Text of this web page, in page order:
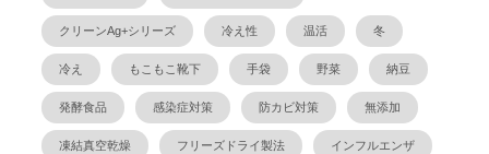
クリーンAg+シリーズ 冷え性 温活 冬
冷え もこもこ靴下 手袋 野菜 納豆
発酵食品 感染症対策 防カビ対策 無添加
凍結真空乾燥 フリーズドライ製法 インフルエンザ